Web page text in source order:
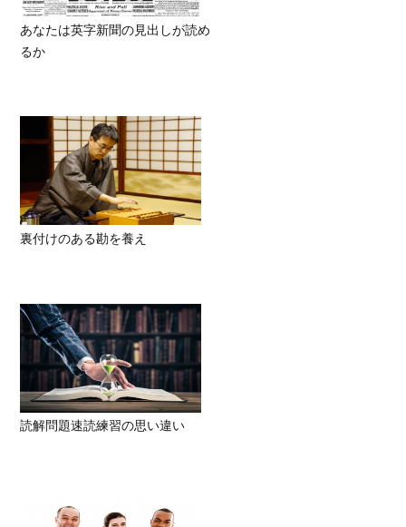
あなたは英字新聞の見出しが読め
るか
裏付けのある勘を養え
読解問題速読練習の思い違い